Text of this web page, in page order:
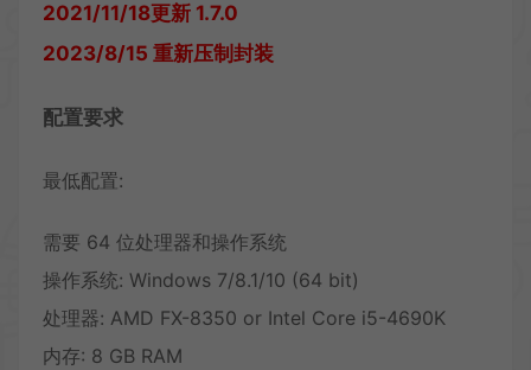
2021/11/18更新 1.7.0
2023/8/15 重新压制封装
配置要求
最低配置:
需要 64 位处理器和操作系统
操作系统: Windows 7/8.1/10 (64 bit)
处理器: AMD FX-8350 or Intel Core i5-4690K
内存: 8 GB RAM